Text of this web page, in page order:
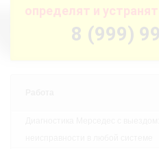
определят и
8 (999)